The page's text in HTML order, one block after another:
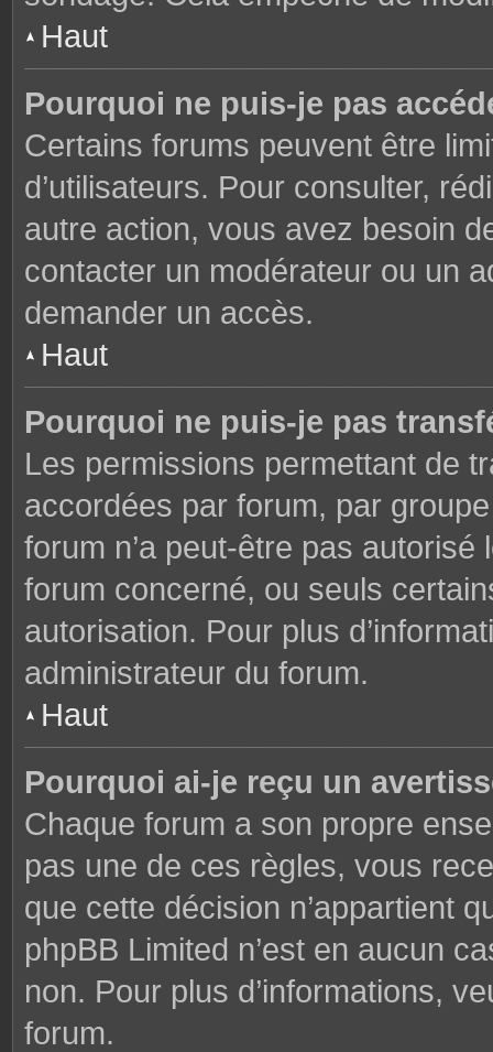
Haut
Pourquoi ne puis-je pas
Certains forums peuvent être
d’utilisateurs. Pour consulter,
autre action, vous avez besoin
contacter un modérateur ou un
demander un accès.
Haut
Pourquoi ne puis-je pas
Les permissions permettant de
accordées par forum, par
forum n’a peut-être pas
forum concerné, ou seuls
autorisation. Pour plus
administrateur du forum.
Haut
Pourquoi ai-je reçu un
Chaque forum a son propre
pas une de ces règles, vous
que cette décision n’appartient
phpBB Limited n’est en aucun
non. Pour plus d’informations,
forum.